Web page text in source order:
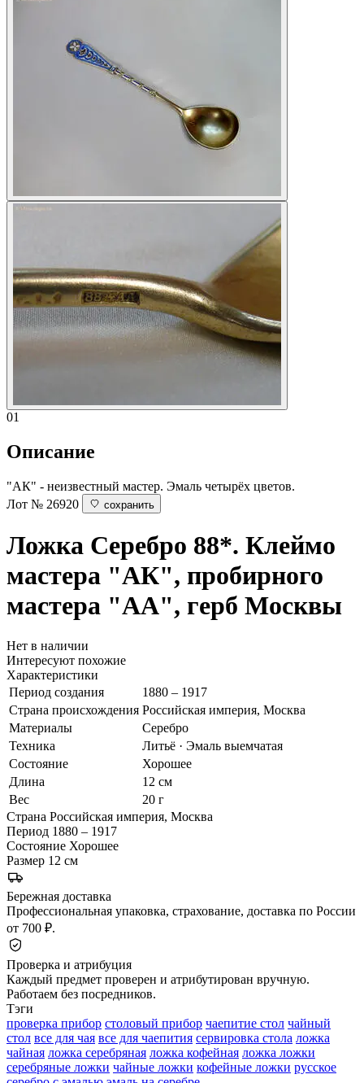
01
Описание
"АК" - неизвестный мастер. Эмаль четырёх цветов.
Лот № 26920
сохранить
Ложка Серебро 88*. Клеймо
мастера "АК", пробирного
мастера "АА", герб Москвы
Нет в наличии
Интересуют похожие
Характеристики
Период создания
1880 – 1917
Страна происхождения Российская империя, Москва
Материалы
Серебро
Техника
Литьё · Эмаль выемчатая
Состояние
Хорошее
Длина
12 см
Вес
20 г
Страна Российская империя, Москва
Период 1880 – 1917
Состояние Хорошее
Размер 12 см
Бережная доставка
Профессиональная упаковка, страхование, доставка по России
от 700 ₽.
Проверка и атрибуция
Каждый предмет проверен и атрибутирован вручную.
Работаем без посредников.
Тэги
проверка прибор столовый прибор чаепитие стол чайный
стол все для чая все для чаепития сервировка стола ложка
чайная ложка серебряная ложка кофейная ложка ложки
серебряные ложки чайные ложки кофейные ложки русское